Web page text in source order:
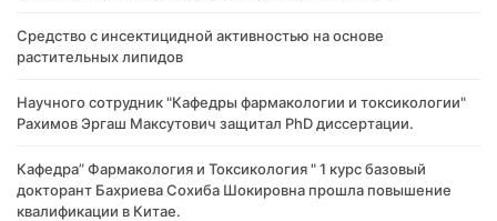
Cредство с инсектицидной активностью на основе
растительных липидов
Научного сотрудник "Кафедры фармакологии и токсикологии"
Рахимов Эргаш Максутович защитал PhD диссертации.
Кафедра” Фармакология и Токсикология " 1 курс базовый
докторант Бахриева Сохиба Шокировна прошла повышение
квалификации в Китае.